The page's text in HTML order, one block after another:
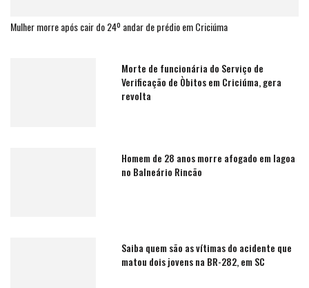
Mulher morre após cair do 24º andar de prédio em Criciúma
Morte de funcionária do Serviço de
Verificação de Òbitos em Criciúma, gera
revolta
Homem de 28 anos morre afogado em lagoa
no Balneário Rincão
Saiba quem são as vítimas do acidente que
matou dois jovens na BR-282, em SC